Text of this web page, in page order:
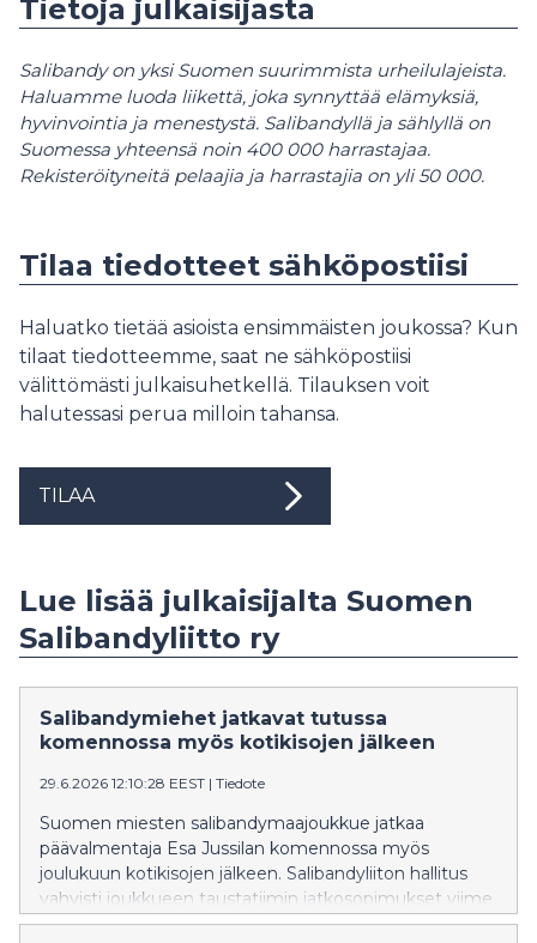
Tietoja julkaisijasta
Salibandy on yksi Suomen suurimmista urheilulajeista.
Haluamme luoda liikettä, joka synnyttää elämyksiä,
hyvinvointia ja menestystä. Salibandyllä ja sählyllä on
Suomessa yhteensä noin 400 000 harrastajaa.
Rekisteröityneitä pelaajia ja harrastajia on yli 50 000.
Tilaa tiedotteet sähköpostiisi
Haluatko tietää asioista ensimmäisten joukossa? Kun
tilaat tiedotteemme, saat ne sähköpostiisi
välittömästi julkaisuhetkellä. Tilauksen voit
halutessasi perua milloin tahansa.
TILAA
Lue lisää julkaisijalta Suomen
Salibandyliitto ry
Salibandymiehet jatkavat tutussa
komennossa myös kotikisojen jälkeen
29.6.2026 12:10:28 EEST | Tiedote
Suomen miesten salibandymaajoukkue jatkaa
päävalmentaja Esa Jussilan komennossa myös
joulukuun kotikisojen jälkeen. Salibandyliiton hallitus
vahvisti joukkueen taustatiimin jatkosopimukset viime
viikon kokouksessaan.